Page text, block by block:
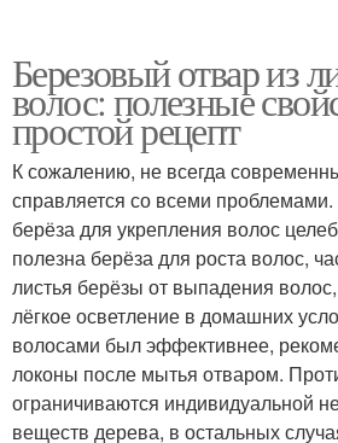
Березовый отвар из
волос: полезные
простой рецепт
К сожалению, не всегда
справляется со всеми
берёза для укрепления волос
полезна берёза для роста волос,
листья берёзы от выпадения
лёгкое осветление в домашних
волосами был эффективнее,
локоны после мытья отваром.
ограничиваются индивидуальной
веществ дерева, в остальных